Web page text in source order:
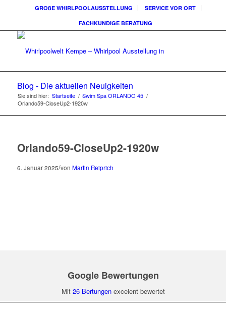
GROßE WHIRLPOOLAUSSTELLUNG
SERVICE VOR ORT
FACHKUNDIGE BERATUNG
Blog - Die aktuellen Neuigkeiten
Sie sind hier: Startseite / Swim Spa ORLANDO 45 /
Orlando59-CloseUp2-1920w
Orlando59-CloseUp2-1920w
6. Januar 2025/von Martin Reiprich
Google Bewertungen
Mit 26 Bertungenexcelent bewertet